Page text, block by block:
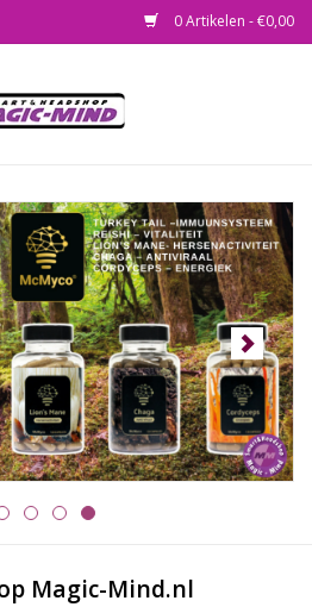
0 Artikelen - €0,00
Magic-Mind.nl